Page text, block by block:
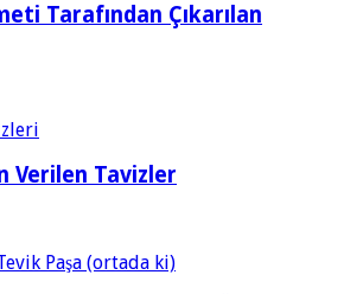
Tarafından Çıkarılan
Verilen Tavizler